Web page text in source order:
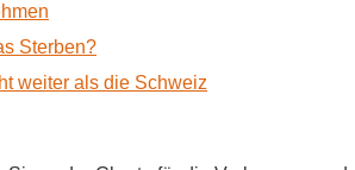
Sterben?
weiter als die Schweiz